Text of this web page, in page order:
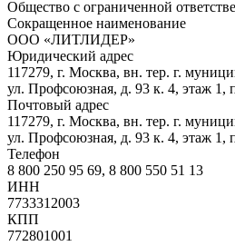
Общество с ограниченной
Сокращенное наименование
ООО «ЛИТЛИДЕР»
Юридический адрес
117279, г. Москва, вн. тер. г.
ул. Профсоюзная, д. 93 к. 4, этаж 1,
Почтовый адрес
117279, г. Москва, вн. тер. г.
ул. Профсоюзная, д. 93 к. 4, этаж 1,
Телефон
8 800 250 95 69, 8 800 550 51 13
ИНН
7733312003
КПП
772801001